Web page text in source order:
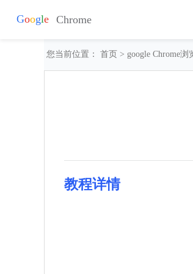
您当前位置： 首页 > google Chrome
教程详情